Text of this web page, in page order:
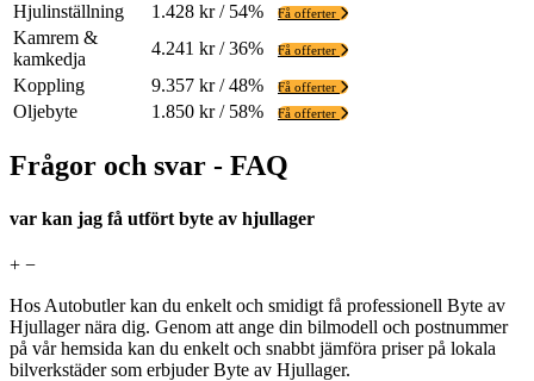
Hjulinställning 1.428 kr / 54% Få offerter
Kamrem &
kamkedja
4.241 kr / 36% Få offerter
Koppling 9.357 kr / 48% Få offerter
Oljebyte 1.850 kr / 58% Få offerter
Frågor och svar - FAQ
var kan jag få utfört byte av hjullager
+ −
Hos Autobutler kan du enkelt och smidigt få professionell Byte av
Hjullager nära dig. Genom att ange din bilmodell och postnummer
på vår hemsida kan du enkelt och snabbt jämföra priser på lokala
bilverkstäder som erbjuder Byte av Hjullager.